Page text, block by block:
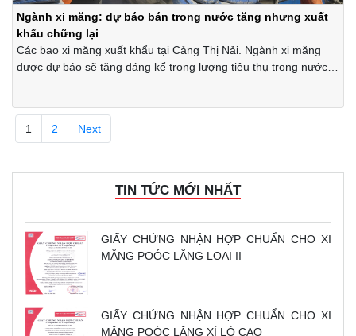
Ngành xi măng: dự báo bán trong nước tăng nhưng xuất
khẩu chững lại
Các bao xi măng xuất khẩu tại Cảng Thị Nải. Ngành xi măng
được dự báo sẽ tăng đáng kể trong lượng tiêu thụ trong nước
1 2 Next
TIN TỨC MỚI NHẤT
GIẤY CHỨNG NHẬN HỢP CHUẨN CHO XI
MĂNG POÓC LĂNG LOẠI II
GIẤY CHỨNG NHẬN HỢP CHUẨN CHO XI
MĂNG POÓC LĂNG XỈ LÒ CAO